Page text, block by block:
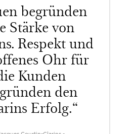
begründen
Stärke von
Respekt und
Ohr für
Kunden
den
Erfolg.“